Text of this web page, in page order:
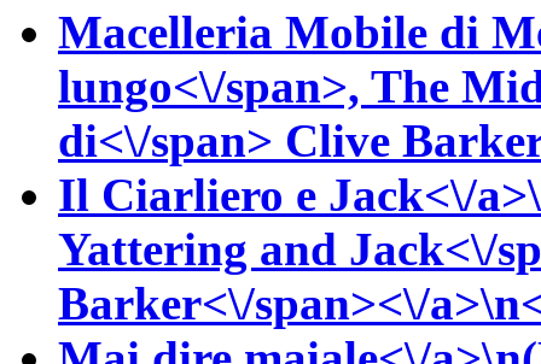
Macelleria Mobile di
lungo<\/span>, The
di<\/span> Clive
Il Ciarliero e Jack<\/
Yattering and Jack<\/
Barker<\/span><\/